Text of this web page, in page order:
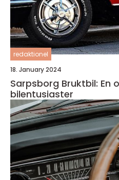
redaktionel
18. January 2024
Sarpsborg Bruktbil:
bilentusiaster